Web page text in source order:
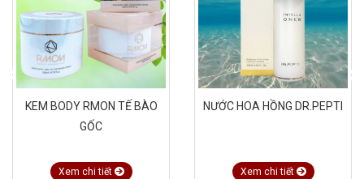
KEM BODY RMON TẾ BÀO
GỐC
Xem chi tiết
NƯỚC HOA HỒNG DR.PEPTI
Xem chi tiết